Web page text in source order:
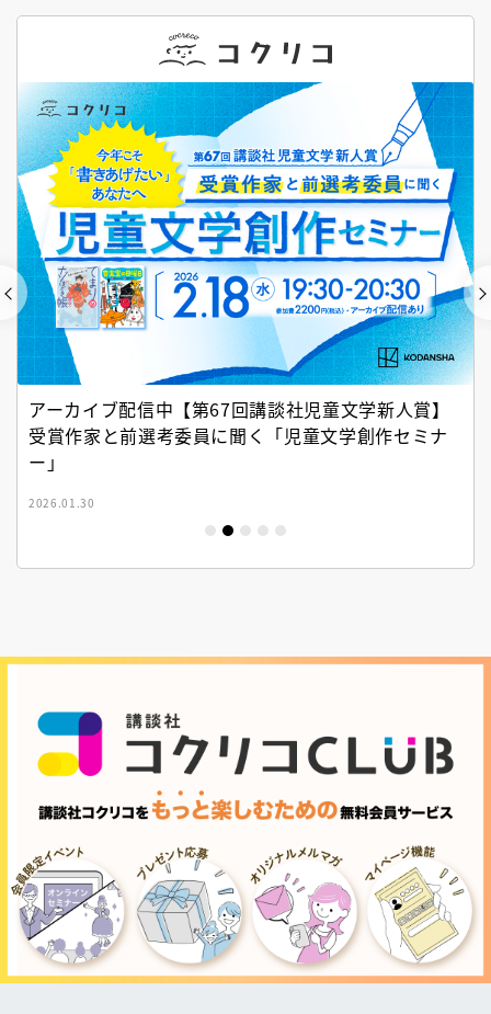
アーカイブ配信中【第67回講談社児童文学新人賞】
受賞作家と前選考委員に聞く「児童文学創作セミナ
ー」
2026.01.30